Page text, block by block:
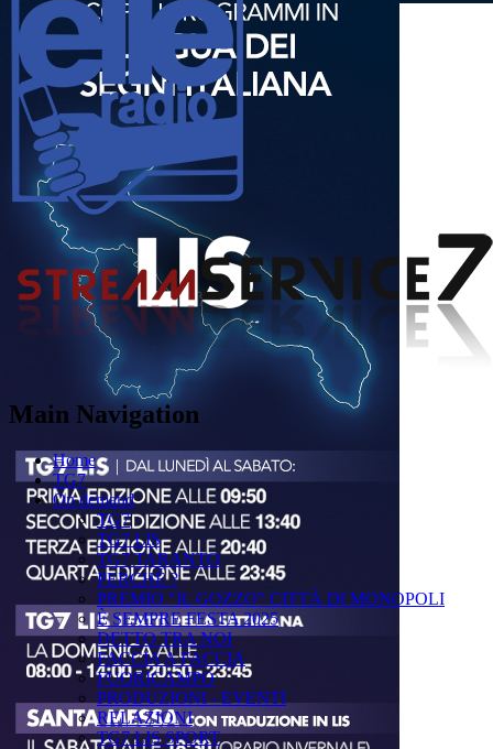
Main Navigation
Home
TG7
On demand
TG7
TG7 LIS
TG7 TARANTO
PERCHÉ ?
PREMIO "IL GOZZO" CITTÀ DI MONOPOLI
È SEMPRE FESTA 2025
DETTO TRA NOI
FACCIA A FACCIA
FUORICAMPO
PRODUZIONI - EVENTI
RELAZIONI
TG7 LIS SPORT